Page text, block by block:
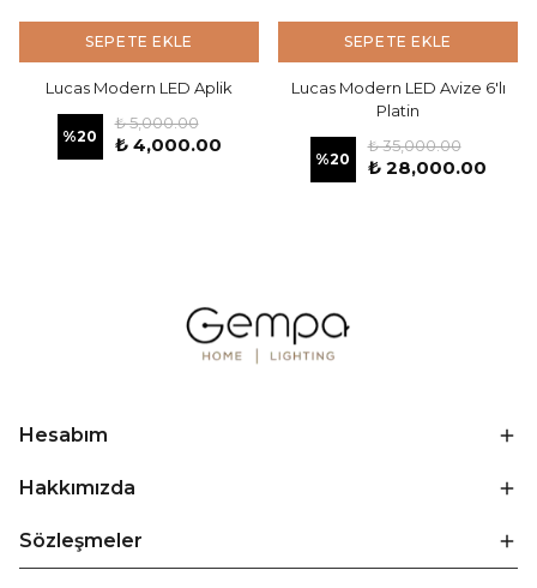
SEPETE EKLE
Lucas Modern LED Aplik
%20
₺ 5,000.00
₺ 4,000.00
SEPETE EKLE
Lucas Modern LED Avize 6'lı
Platin
%20
₺ 35,000.00
₺ 28,000.00
Hesabım
Hakkımızda
Sözleşmeler